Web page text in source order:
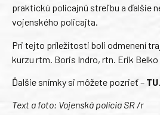
praktickú policajnú streľbu a ďalšie
vojenského policajta.
Pri tejto príležitosti boli odmenení
kurzu rtm. Boris Indro, rtn. Erik Belko
Ďalšie snímky si môžete pozrieť – TU.
Text a foto: Vojenská polícia SR /r